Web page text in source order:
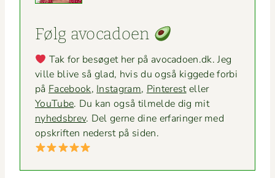
Følg avo­ca­doen
Tak for besøget her på avocadoen.dk. Jeg
ville blive så glad, hvis du også kiggede for­bi
på Face­book, Insta­gram, Pin­ter­esteller
YouTube. Du kan også tilmelde dig mit
nyheds­brev. Del gerne dine erfaringer med
opskriften ned­er­st på siden.